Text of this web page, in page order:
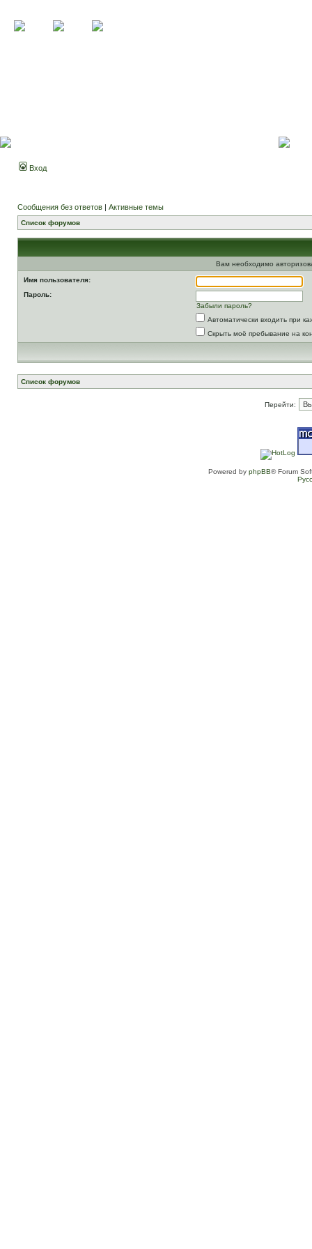
Вход
Сообщения без ответов | Активные темы
Список форумов
Вам необходимо
Имя пользователя:
Пароль:
Забыли пароль?
Автоматически входить при
Скрыть моё пребывание на
Список форумов
Перейти:
Powered by phpBB® Forum